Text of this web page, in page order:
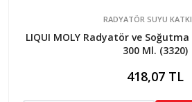
RADYATÖR SUYU
LIQUI MOLY Radyatör ve
300 Ml. (3320)
418,07 TL